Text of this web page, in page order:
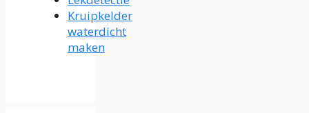
Kruipkelder
waterdicht
maken